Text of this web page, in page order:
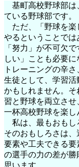
基町高校野球部は
ている野球部です。
ただ、「野球を楽
やるということで
「努力」が不可欠
しい」ことも必要
トレーニングの辛
生徒として、学習
かもしれません。
習と野球を両立さ
一杯高校野球を楽し
私は、最もおもし
そのおもしろさは
要素や工夫できる要
の選手の力の差が勝
思います。